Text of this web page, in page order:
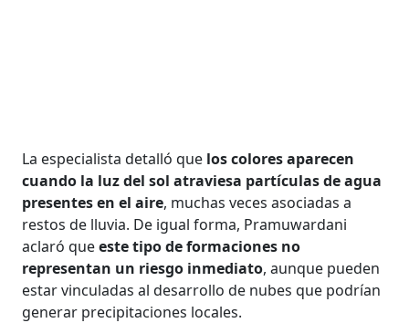
La especialista detalló que los colores aparecen
cuando la luz del sol atraviesa partículas de agua
presentes en el aire, muchas veces asociadas a
restos de lluvia. De igual forma, Pramuwardani
aclaró queeste tipo de formaciones no
representan un riesgo inmediato, aunque pueden
estar vinculadas al desarrollo de nubes que podrían
generar precipitaciones locales.